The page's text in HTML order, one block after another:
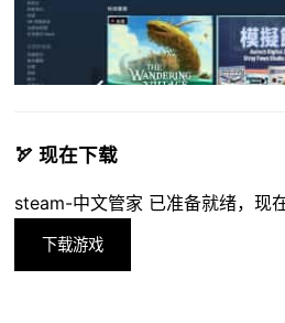
🏹 现在下载
steam-中文管家 已准备就绪，现
下载游戏